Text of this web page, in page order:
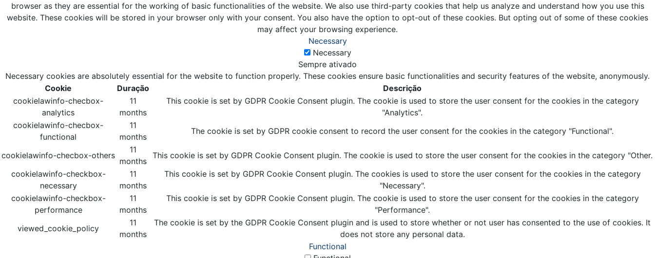
browser as they are essential for the working of basic functionalities of the website. We also use third-party cookies that help us analyze and understand how you use this
website. These cookies will be stored in your browser only with your consent. You also have the option to opt-out of these cookies. But opting out of some of these cookies
may affect your browsing experience.
Necessary
Necessary
Sempre ativado
Necessary cookies are absolutely essential for the website to function properly. These cookies ensure basic functionalities and security features of the website, anonymously.
Cookie
Duração
Descrição
cookielawinfo-checbox-
analytics
11
months
This cookie is set by GDPR Cookie Consent plugin. The cookie is used to store the user consent for the cookies in the category
"Analytics".
cookielawinfo-checbox-
functional
11
months
The cookie is set by GDPR cookie consent to record the user consent for the cookies in the category "Functional".
cookielawinfo-checbox-others
11
months
This cookie is set by GDPR Cookie Consent plugin. The cookie is used to store the user consent for the cookies in the category "Other.
cookielawinfo-checkbox-
necessary
11
months
This cookie is set by GDPR Cookie Consent plugin. The cookies is used to store the user consent for the cookies in the category
"Necessary".
cookielawinfo-checkbox-
performance
11
months
This cookie is set by GDPR Cookie Consent plugin. The cookie is used to store the user consent for the cookies in the category
"Performance".
viewed_cookie_policy
11
months
The cookie is set by the GDPR Cookie Consent plugin and is used to store whether or not user has consented to the use of cookies. It
does not store any personal data.
Functional